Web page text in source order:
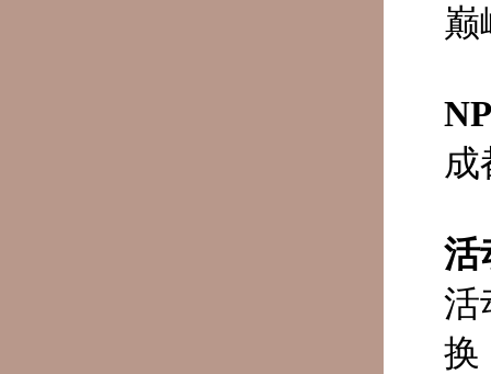
成
活
活
换